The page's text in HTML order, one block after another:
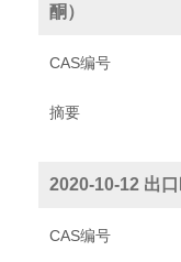
酮）
CAS编号
摘要
2020-10-12 出
CAS编号